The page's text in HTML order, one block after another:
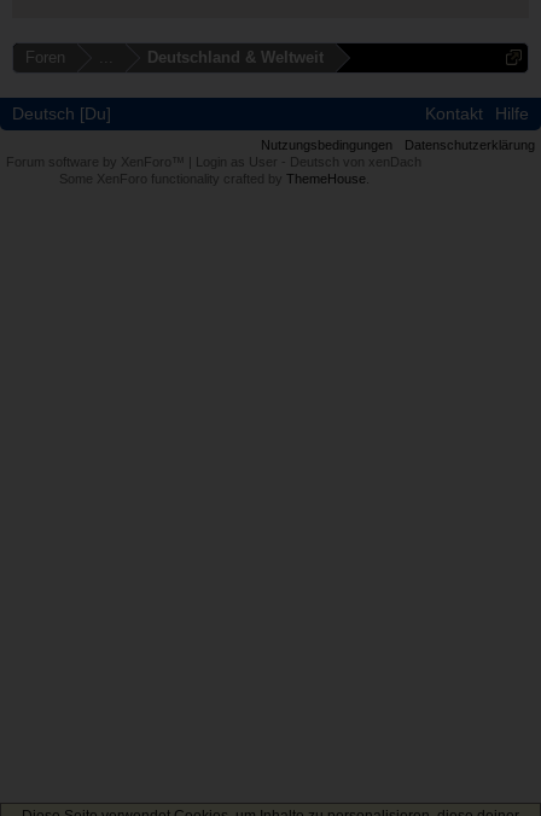
Foren ... Deutschland & Weltweit
Deutsch [Du] Kontakt Hilfe
Nutzungsbedingungen
Datenschutzerklärung
Forum software by XenForo™
Login as User - Deutsch von xenDach
Some XenForo functionality crafted by ThemeHouse.